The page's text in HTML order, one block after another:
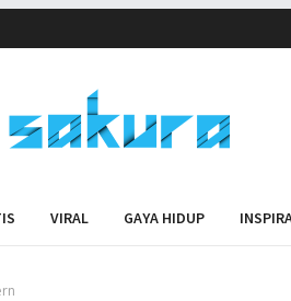
VIRAL GAYA HIDUP